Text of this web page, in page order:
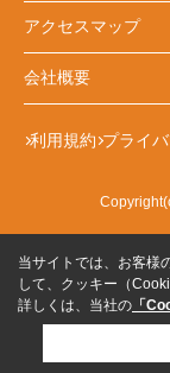
アクセスマップ
会社概要
利用規約 プライ
当サイトでは、お客様
して、クッキー（
詳しくは、当社の 「